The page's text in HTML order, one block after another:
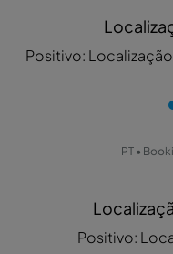
Positivo:
PT •
Positivo: